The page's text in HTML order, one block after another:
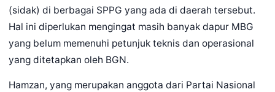
(sidak) di berbagai SPPG yang ada di daerah tersebut.
Hal ini diperlukan mengingat masih banyak dapur MBG
yang belum memenuhi petunjuk teknis dan operasional
yang ditetapkan oleh BGN.
Hamzan, yang merupakan anggota dari Partai Nasional